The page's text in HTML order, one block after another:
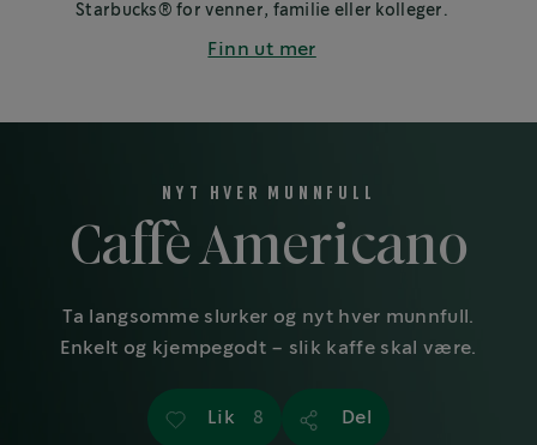
Starbucks® for venner, familie eller kolleger.
Finn ut mer
NYT HVER MUNNFULL
Caffè Americano
Ta langsomme slurker og nyt hver munnfull.
Enkelt og kjempegodt – slik kaffe skal være.
Lik 8 Del